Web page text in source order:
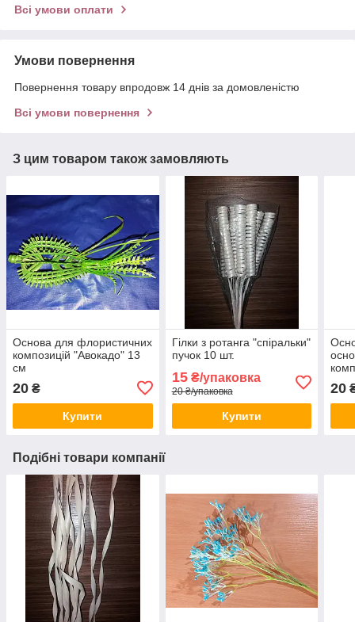
Всі умови оплати
Умови повернення
Повернення товару впродовж 14 днів за домовленістю
Всі умови повернення
З цим товаром також замовляють
Основа для флористичних
композицій "Авокадо" 13
см
20 ₴
Купити
Гілки з ротанга "спіральки"
пучок 10 шт.
15₴/упаковка
20 ₴/упаковка
Купити
20
Подібні товари компанії